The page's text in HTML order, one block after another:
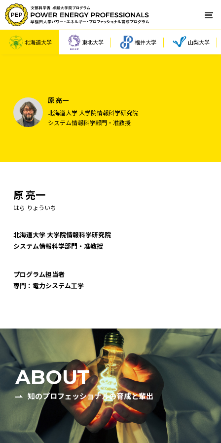
北海道大学 東北大学 福井大学 山梨大学
原 亮一
北海道大学 大学院情報科学研究院
システム情報科学部門・准教授
原 亮一
はら りょういち
北海道大学 大学院情報科学研究院
システム情報科学部門・准教授
プログラム担当者
専門：電力システム工学
ABOUT
知のプロフェッショナルの育成と輩出